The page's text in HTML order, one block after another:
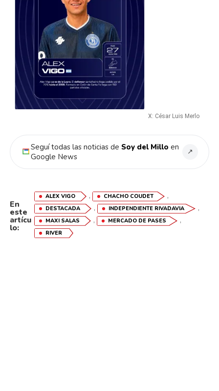
X: César Luis Merlo
Seguí todas las noticias de Soy del Millo en
Google News
↗
En
este
artícu
lo:
ALEX VIGO , CHACHO COUDET ,
DESTACADA , INDEPENDIENTE RIVADAVIA ,
MAXI SALAS , MERCADO DE PASES ,
RIVER